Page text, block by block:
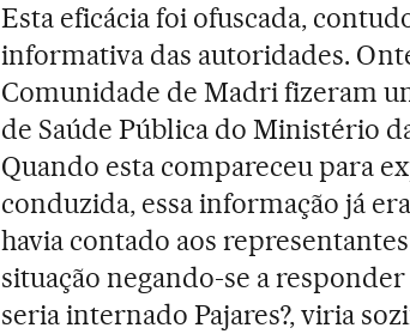
Esta eficácia foi ofuscada,
informativa das autoridades.
Comunidade de Madri fizeram
de Saúde Pública do Ministério
Quando esta compareceu para
conduzida, essa informação já
havia contado aos
situação negando-se a
seria internado Pajares?, viria